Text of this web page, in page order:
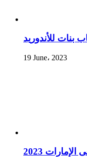
19 June، 2023
2023